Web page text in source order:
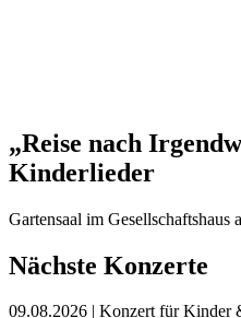
„Reise nach
Kinderlieder
Gartensaal im Gesellschaftshaus
Nächste Konzerte
09.08.2026 | Konzert für Kinder